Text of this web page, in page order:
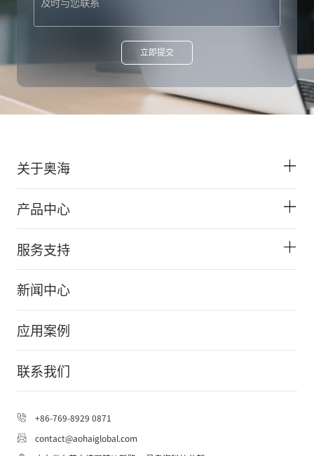
+86-769-8929 0871
contact@aohaiglobal.com
关于奥海
产品中心
服务支持
新闻中心
应用案例
联系我们